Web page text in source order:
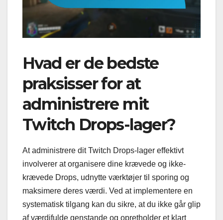
Hvad er de bedste
praksisser for at
administrere mit
Twitch Drops-lager?
At administrere dit Twitch Drops-lager effektivt
involverer at organisere dine krævede og ikke-
krævede Drops, udnytte værktøjer til sporing og
maksimere deres værdi. Ved at implementere en
systematisk tilgang kan du sikre, at du ikke går glip
af værdifulde genstande og opretholder et klart